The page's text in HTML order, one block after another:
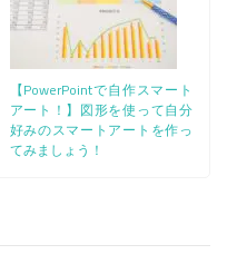
【PowerPointで自作スマート
アート！】図形を使って自分
好みのスマートアートを作っ
てみましょう！